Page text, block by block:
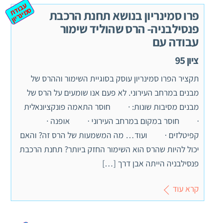
פרו סמינריון בנושא תחנת הרכבת
פנסילבניה- הרס שהוליד שימור
עבודה עם
ציון 95
ע
ב
וד
ת
ס
מ
ינ
ר
יון
תקציר הפרו סמינריון עוסק בסוגיית השימור וההרס של
מבנים במרחב העירוני. לא פעם אנו שומעים על הרס של
מבנים מסיבות שונות: · חוסר התאמה פונקציונאלית
· חוסר במקום במרחב העירוני · אופנה ·
קפיטלזים · ועוד… מה המשמעות של הרס זה? והאם
יכול להיות שהרס הוא השימור החזק ביותר? תחנת הרכבת
פנסילבניה הייתה אבן דרך […]
קרא עוד